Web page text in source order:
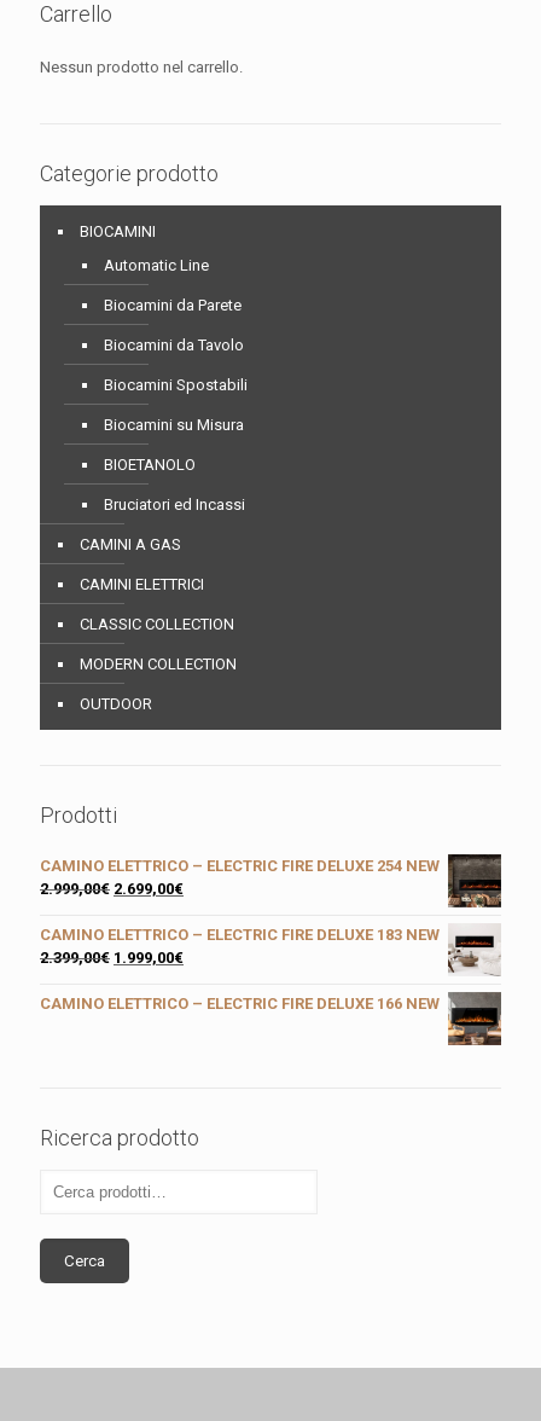
Carrello
Nessun prodotto nel carrello.
Categorie prodotto
BIOCAMINI
Automatic Line
Biocamini da Parete
Biocamini da Tavolo
Biocamini Spostabili
Biocamini su Misura
BIOETANOLO
Bruciatori ed Incassi
CAMINI A GAS
CAMINI ELETTRICI
CLASSIC COLLECTION
MODERN COLLECTION
OUTDOOR
Prodotti
CAMINO ELETTRICO – ELECTRIC FIRE DELUXE 254 NEW
2.999,00€ 2.699,00€
CAMINO ELETTRICO – ELECTRIC FIRE DELUXE 183 NEW
2.399,00€ 1.999,00€
CAMINO ELETTRICO – ELECTRIC FIRE DELUXE 166 NEW
Ricerca prodotto
Cerca